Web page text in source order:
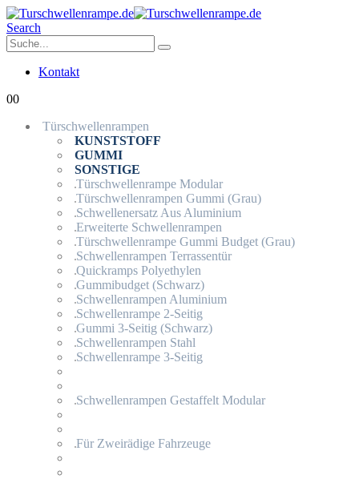
Search
Kontakt
00
Türschwellenrampen
KUNSTSTOFF
GUMMI
SONSTIGE
Türschwellenrampe Modular
Türschwellenrampen Gummi (Grau)
Schwellenersatz Aus Aluminium
Erweiterte Schwellenrampen
Türschwellenrampe Gummi Budget (Grau)
Schwellenrampen Terrassentür
Quickramps Polyethylen
Gummibudget (Schwarz)
Schwellenrampen Aluminium
Schwellenrampe 2-Seitig
Gummi 3-Seitig (Schwarz)
Schwellenrampen Stahl
Schwellenrampe 3-Seitig
Schwellenrampen Gestaffelt Modular
Für Zweirädige Fahrzeuge